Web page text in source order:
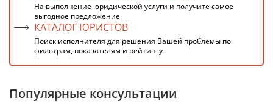
На выполнение юридической услуги и получите самое
выгодное предложение
КАТАЛОГ ЮРИСТОВ
Поиск исполнителя для решения Вашей проблемы по
фильтрам, показателям и рейтингу
Популярные консультации